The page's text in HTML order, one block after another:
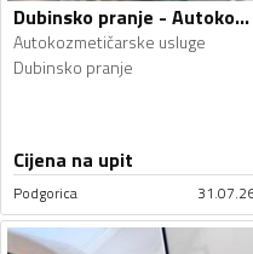
Dubinsko pranje - Autokozmetičarske usluge
Autokozmetičarske usluge
Dubinsko pranje
Cijena na upit
Podgorica